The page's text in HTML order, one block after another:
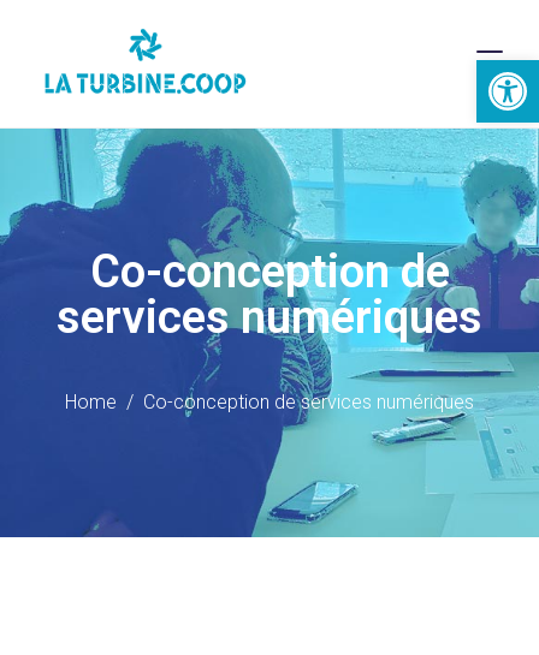
Ouvrir
Co-conception de
services numériques
Home Co-conception de services numériques